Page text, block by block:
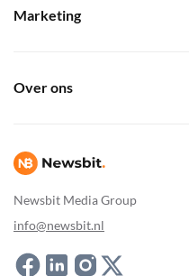
Newsbit Media Group
info@newsbit.nl
Marketing
Over ons